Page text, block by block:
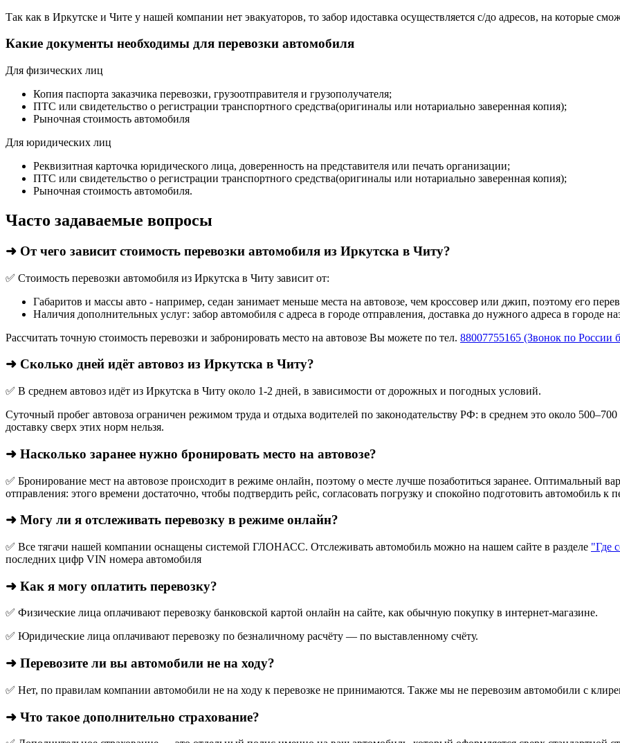
Так как в Иркутске и Чите у нашей компании нет эвакуаторов, то забор идоставка осуществляется с/до адресов, на которые
Какие документы необходимы для перевозки автомобиля
Для физических лиц
Копия паспорта заказчика перевозки, грузоотправителя и грузополучателя;
ПТС или свидетельство о регистрации транспортного средства(оригиналы или нотариально заверенная копия);
Рыночная стоимость автомобиля
Для юридических лиц
Реквизитная карточка юридического лица, доверенность на представителя или печать организации;
ПТС или свидетельство о регистрации транспортного средства(оригиналы или нотариально заверенная копия);
Рыночная стоимость автомобиля.
Часто задаваемые вопросы
➜ От чего зависит стоимость перевозки автомобиля из Иркутска в Читу?
✅ Стоимость перевозки автомобиля из Иркутска в Читу зависит от:
Габаритов и массы авто - например, седан занимает меньше места на автовозе, чем кроссовер или джип, поэтому его
Наличия дополнительных услуг: забор автомобиля с адреса в городе отправления, доставка до нужного адреса в городе
Рассчитать точную стоимость перевозки и забронировать место на автовозе Вы можете по тел. 88007755165 (Звонок по России
➜ Сколько дней идёт автовоз из Иркутска в Читу?
✅ В среднем автовоз идёт из Иркутска в Читу около 1-2 дней, в зависимости от дорожных и погодных условий.
Суточный пробег автовоза ограничен режимом труда и отдыха водителей по законодательству РФ: в среднем это около
доставку сверх этих норм нельзя.
➜ Насколько заранее нужно бронировать место на автовозе?
✅ Бронирование мест на автовозе происходит в режиме онлайн, поэтому о месте лучше позаботиться заранее. Оптимальный
отправления: этого времени достаточно, чтобы подтвердить рейс, согласовать погрузку и спокойно подготовить автомобиль к
➜ Могу ли я отслеживать перевозку в режиме онлайн?
✅ Все тягачи нашей компании оснащены системой ГЛОНАСС. Отслеживать автомобиль можно на нашем сайте в разделе "Где
последних цифр VIN номера автомобиля
➜ Как я могу оплатить перевозку?
✅ Физические лица оплачивают перевозку банковской картой онлайн на сайте, как обычную покупку в интернет‑магазине.
✅ Юридические лица оплачивают перевозку по безналичному расчёту — по выставленному счёту.
➜ Перевозите ли вы автомобили не на ходу?
✅ Нет, по правилам компании автомобили не на ходу к перевозке не принимаются. Также мы не перевозим автомобили с
➜ Что такое дополнительно страхование?